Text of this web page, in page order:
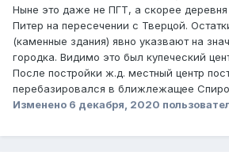
Ныне это даже не ПГТ, а скорее
Питер на пересечении с Тверцой.
(каменные здания) явно указвают на
городка. Видимо это был купеческий
После постройки ж.д. местный центр
перебазировался в ближлежащее
Изменено 6 декабря, 2020